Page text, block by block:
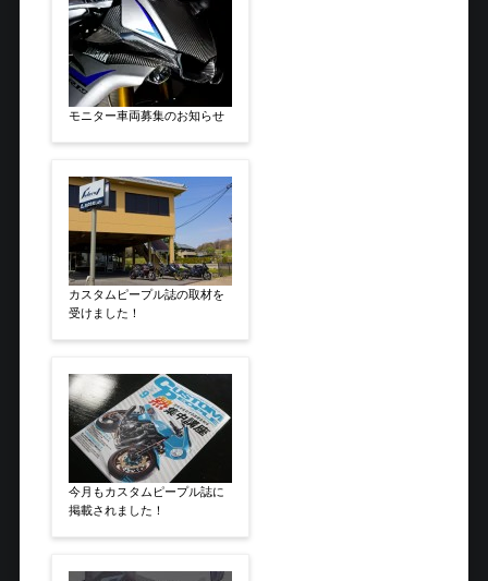
モニター車両募集のお知らせ
カスタムピープル誌の取材を
受けました！
今月もカスタムピープル誌に
掲載されました！